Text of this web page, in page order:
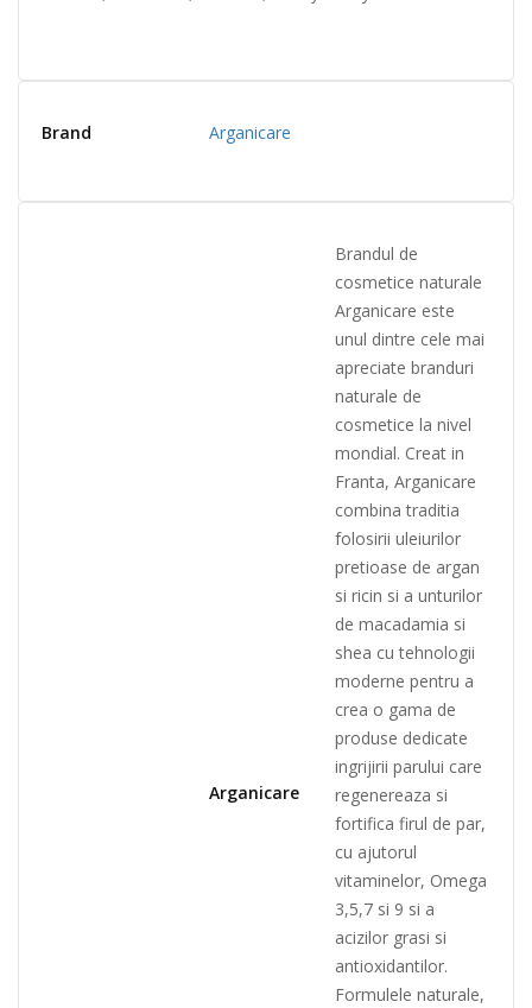
Brand Arganicare
Arganicare
Brandul de
cosmetice naturale
Arganicare este
unul dintre cele mai
apreciate branduri
naturale de
cosmetice la nivel
mondial. Creat in
Franta, Arganicare
combina traditia
folosirii uleiurilor
pretioase de argan
si ricin si a unturilor
de macadamia si
shea cu tehnologii
moderne pentru a
crea o gama de
produse dedicate
ingrijirii parului care
regenereaza si
fortifica firul de par,
cu ajutorul
vitaminelor, Omega
3,5,7 si 9 si a
acizilor grasi si
antioxidantilor.
Formulele naturale,